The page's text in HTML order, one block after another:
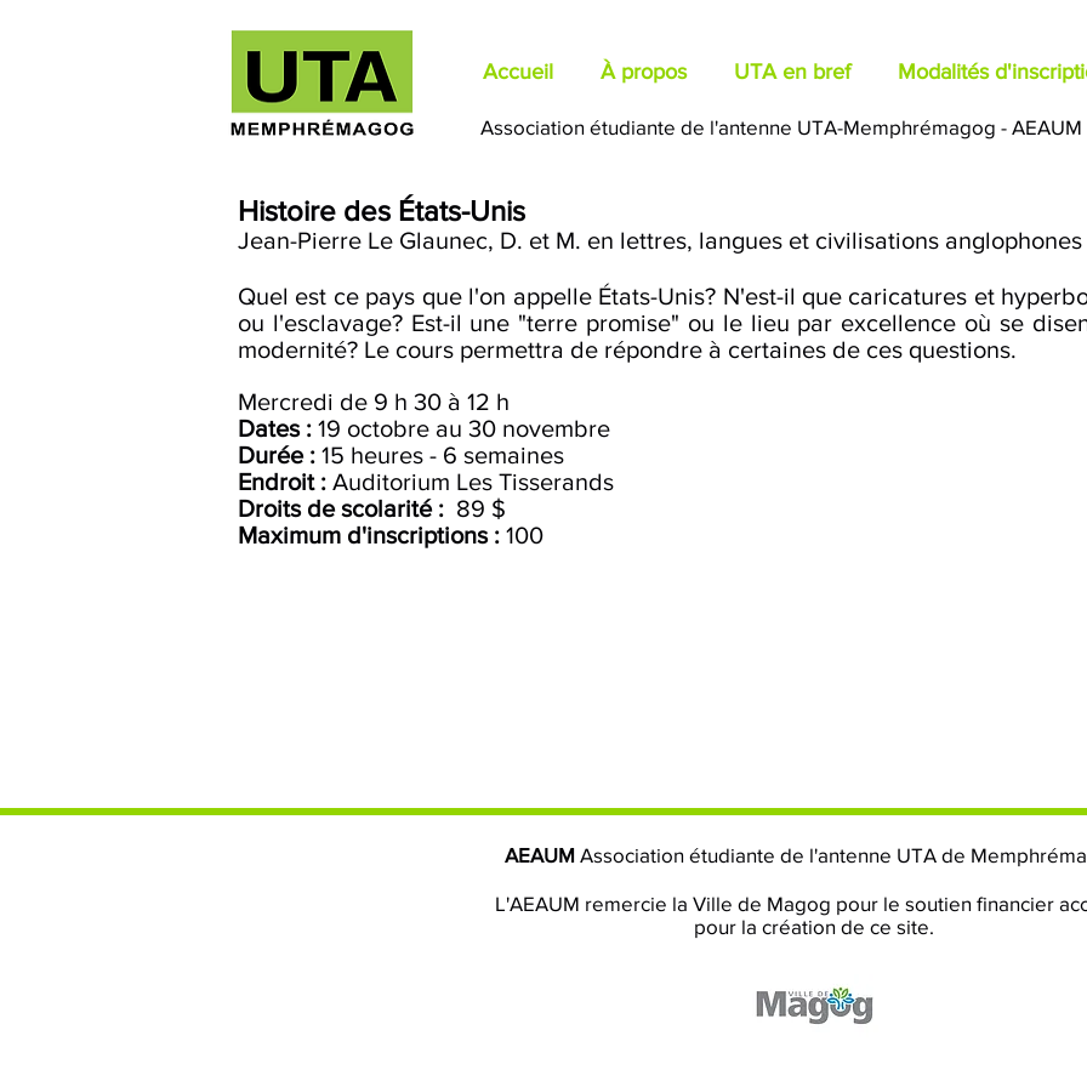
Accueil À propos UTA en bref Modalités
Association étudiante de l'antenne UTA-Memphrémagog - AEAUM
Histoire des États-Unis
Jean-Pierre Le Glaunec, D. et M. en lettres, langues et civilisations anglophones
Quel est ce pays que l'on appelle États-Unis? N'est-il que caricatures et
ou l'esclavage? Est-il une "terre promise" ou le lieu par excellence où se
modernité? Le cours permettra de répondre à certaines de ces questions.
Mercredi de 9 h 30 à 12 h
Dates : 19 octobre au 30 novembre
Durée : 15 heures - 6 semaines
Endroit : Auditorium Les Tisserands
Droits de scolarité : 89 $
Maximum d'inscriptions : 100
AEAUM Association étudiante de l'antenne UTA de
L'AEAUM remercie la Ville de Magog pour le soutien financier
pour la création de ce site.